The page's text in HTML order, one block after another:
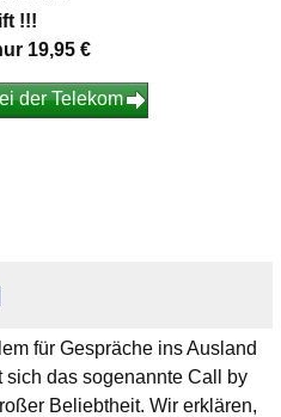
!!!
19,95 €
der Telekom
für Gespräche ins Ausland
sich das sogenannte Call by
Beliebtheit. Wir erklären,